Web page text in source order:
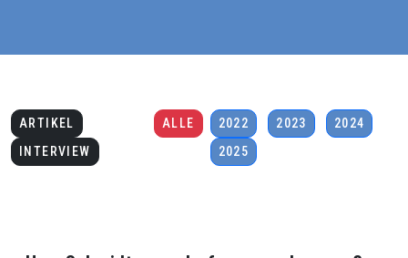
ARTIKEL
INTERVIEW
ALLE 2022 2023
2024
2025